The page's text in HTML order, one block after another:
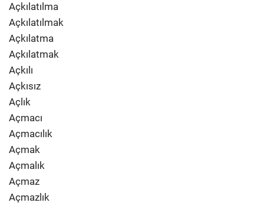
Açkılatılma
Açkılatılmak
Açkılatma
Açkılatmak
Açkılı
Açkısız
Açlık
Açmacı
Açmacılık
Açmak
Açmalık
Açmaz
Açmazlık